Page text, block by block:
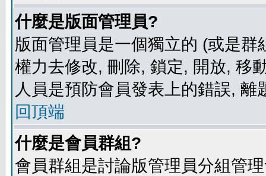
什麼是版面管理員?
版面管理員是一個獨立的 (或是
權力去修改, 刪除, 鎖定, 開放, 移
人員是預防會員發表上的錯誤, 離
回頂端
什麼是會員群組?
會員群組是討論版管理員分組管